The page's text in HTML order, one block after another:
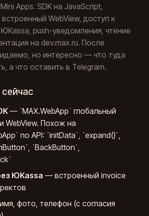
Apps. SDK на JavaScript,
WebView, доступ к
push-уведомления, чтение
на dev.max.ru. После
но интересно — что туда
а что оставить в Telegram.
— `MAX.WebApp` глобальный
WebView. Похож на
по API: `initData`, `expand()`,
`BackButton`,
ЮKassa — встроенный invoice
фото, телефон (с согласия